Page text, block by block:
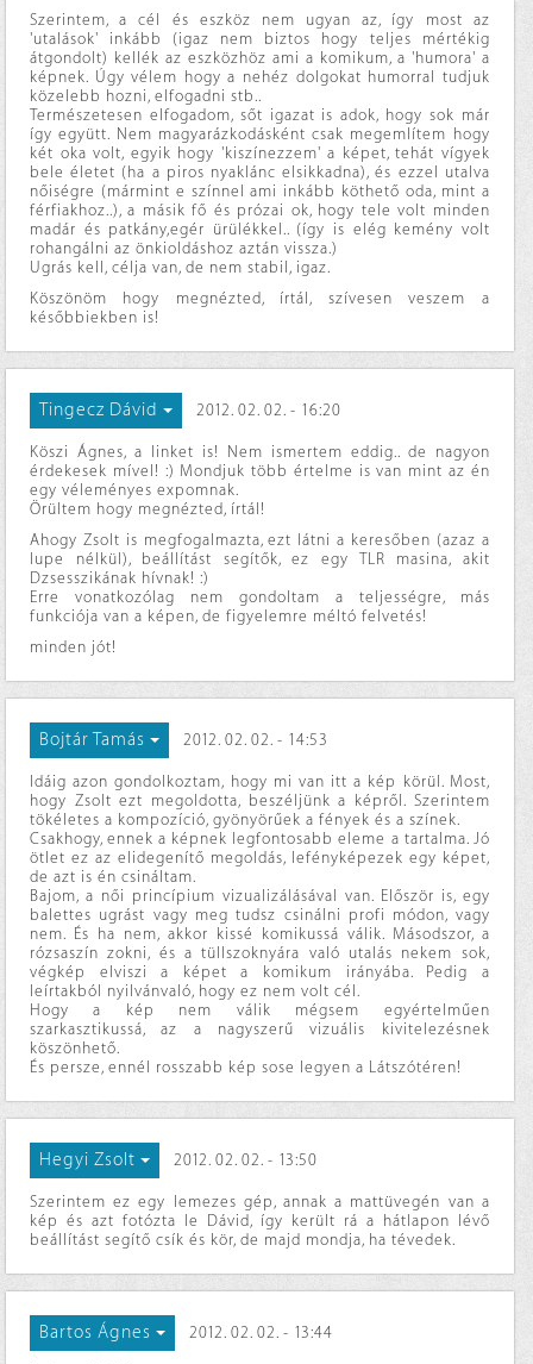
Szerintem, a cél és eszköz nem ugyan az, így most az
'utalások' inkább (igaz nem biztos hogy teljes mértékig
átgondolt) kellék az eszközhöz ami a komikum, a 'humora' a
képnek. Úgy vélem hogy a nehéz dolgokat humorral tudjuk
közelebb hozni, elfogadni stb..
Természetesen elfogadom, sőt igazat is adok, hogy sok már
így együtt. Nem magyarázkodásként csak megemlítem hogy
két oka volt, egyik hogy 'kiszínezzem' a képet, tehát vígyek
bele életet (ha a piros nyaklánc elsikkadna), és ezzel utalva
nőiségre (mármint e színnel ami inkább köthető oda, mint a
férfiakhoz..), a másik fő és prózai ok, hogy tele volt minden
madár és patkány,egér ürülékkel.. (így is elég kemény volt
rohangálni az önkioldáshoz aztán vissza.)
Ugrás kell, célja van, de nem stabil, igaz.
Köszönöm hogy megnézted, írtál, szívesen veszem a
későbbiekben is!
Tingecz Dávid 2012. 02. 02. - 16:20
Köszi Ágnes, a linket is! Nem ismertem eddig.. de nagyon
érdekesek mível! :) Mondjuk több értelme is van mint az én
egy véleményes expomnak.
Örültem hogy megnézted, írtál!
Ahogy Zsolt is megfogalmazta, ezt látni a keresőben (azaz a
lupe nélkül), beállítást segítők, ez egy TLR masina, akit
Dzsesszikának hívnak! :)
Erre vonatkozólag nem gondoltam a teljességre, más
funkciója van a képen, de figyelemre méltó felvetés!
minden jót!
Bojtár Tamás 2012. 02. 02. - 14:53
Idáig azon gondolkoztam, hogy mi van itt a kép körül. Most,
hogy Zsolt ezt megoldotta, beszéljünk a képről. Szerintem
tökéletes a kompozíció, gyönyörűek a fények és a színek.
Csakhogy, ennek a képnek legfontosabb eleme a tartalma. Jó
ötlet ez az elidegenítő megoldás, lefényképezek egy képet,
de azt is én csináltam.
Bajom, a női princípium vizualizálásával van. Először is, egy
balettes ugrást vagy meg tudsz csinálni profi módon, vagy
nem. És ha nem, akkor kissé komikussá válik. Másodszor, a
rózsaszín zokni, és a tüllszoknyára való utalás nekem sok,
végkép elviszi a képet a komikum irányába. Pedig a
leírtakból nyilvánvaló, hogy ez nem volt cél.
Hogy a kép nem válik mégsem egyértelműen
szarkasztikussá, az a nagyszerű vizuális kivitelezésnek
köszönhető.
És persze, ennél rosszabb kép sose legyen a Látszótéren!
Hegyi Zsolt 2012. 02. 02. - 13:50
Szerintem ez egy lemezes gép, annak a mattüvegén van a
kép és azt fotózta le Dávid, így került rá a hátlapon lévő
beállítást segítő csík és kör, de majd mondja, ha tévedek.
Bartos Ágnes 2012. 02. 02. - 13:44